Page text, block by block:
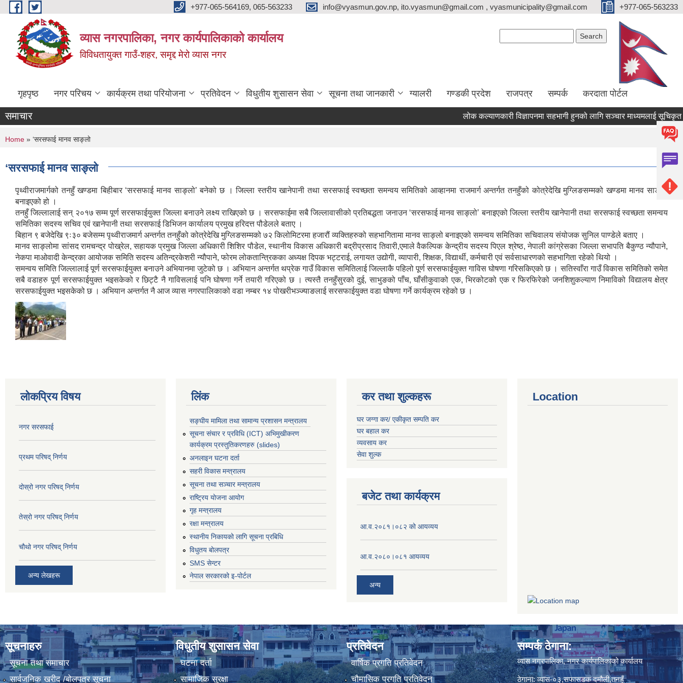
Skip to main content +977-065-564169, 065-563233 info@vyasmun.gov.np, ito.vyasmun@gmail.com , vyasmunicipality@gmail.com +977-065-563233
व्यास नगरपालिका, नगर कार्यपालिकाको कार्यालय
विविधतायुक्त गाउँ-शहर, समृद्द मेरो व्यास नगर
गृहपृष्ठ नगर परिचय कार्यक्रम तथा परियोजना प्रतिवेदन विधुतीय शुसासन सेवा सूचना तथा जानकारी ग्यालरी गण्डकी प्रदेश राजपत्र सम्पर्क करदाता पोर्टल
समाचार लोक कल्याणकारी विज्ञापनमा सहभागी हुनको लागि सञ्चार माध्यमलाई सूचिकृत
You are here
Home » ‘सरसफाई मानव साङ्लो
‘सरसफाई मानव साङ्लो
पृथ्वीराजमार्गको तनहुँ खण्डमा बिहीबार ‘सरसफाई मानव साङ्लो’ बनेको छ । जिल्ला स्तरीय खानेपानी तथा सरसफाई स्वच्छता समन्वय समितिको आव्हानमा राजमार्ग अन्तर्गत तनहुँको कोत्रेदेखि मुग्लिङसम्मको खण्डमा मानव साङ्लो
बनाइएको हो ।
तनहुँ जिल्लालाई सन् २०१७ सम्म पूर्ण सरसफाईयुक्त जिल्ला बनाउने लक्ष्य राखिएको छ । सरसफाईमा सबै जिल्लावासीको प्रतिबद्धता जनाउन ‘सरसफाई मानव साङ्लो’ बनाइएको जिल्ला स्तरीय खानेपानी तथा सरसफाई स्वच्छता समन्वय
समितिका सदस्य सचिव एवं खानेपानी तथा सरसफाई डिभिजन कार्यालय प्रमुख हरिदत्त पौडेलले बताए ।
बिहान ९ बजेदेखि ९ः३० बजेसम्म पृथ्वीराजमार्ग अन्तर्गत तनहुँको कोत्रेदेखि मुग्लिङसम्मको ७२ किलोमिटरमा हजारौं व्यक्तिहरुको सहभागितामा मानव साङ्लो बनाइएको समन्वय समितिका सचिवालय संयोजक सुनिल पाण्डेले बताए ।
मानव साङ्लोमा सांसद रामचन्द्र पोख्रेल, सहायक प्रमुख जिल्ला अधिकारी शिशिर पौडेल, स्थानीय विकास अधिकारी बद्रीप्रसाद तिवारी,एमाले वैकल्पिक केन्द्रीय सदस्य पिएल श्रेष्ठ, नेपाली कांग्रेसका जिल्ला सभापति बैकुण्ठ न्यौपाने,
नेकपा माओवादी केन्द्रका आयोजक समिति सदस्य अतिन्द्रकेशरी न्यौपाने, फोरम लोकतान्त्रिकका अध्यक्ष दिपक भट्टराई, लगायत उद्योगी, व्यापारी, शिक्षक, विद्यार्थी, कर्मचारी एवं सर्वसाधारणको सहभागिता रहेको थियो ।
समन्वय समिति जिल्लालाई पूर्ण सरसफाईयुक्त बनाउने अभियानमा जुटेको छ । अभियान अन्तर्गत थप्रेक गाउँ विकास समितिलाई जिल्लाकै पहिलो पूर्ण सरसफाईयुक्त गाविस घोषणा गरिसकिएको छ । सतिस्वाँरा गाउँ विकास समितिको समेत
सबै वडाहरु पूर्ण सरसफाईयुक्त भइसकेको र छिट्टै नै गाविसलाई पनि घोषणा गर्ने तयारी गरिएको छ । त्यस्तै तनहुँसुरको दुई, साभुङको पाँच, घाँसीकुवाको एक, भिरकोटको एक र फिरफिरेको जनशिशुकल्याण निमाविको विद्यालय क्षेत्र
सरसफाईयुक्त भइसकेको छ । अभियान अन्तर्गत नै आज व्यास नगरपालिकाको वडा नम्बर १४ पोखरीभञ्ज्याङलाई सरसफाईयुक्त वडा घोषणा गर्ने कार्यक्रम रहेको छ ।
लोकप्रिय विषय
नगर सरसफाई
प्रथम परिषद् निर्णय
दोस्रो नगर परिषद् निर्णय
तेस्रो नगर परिषद् निर्णय
चौथो नगर परिषद् निर्णय
अन्य लेखहरू
लिंक
सङ्घीय मामिला तथा सामान्य प्रशासन मन्त्रालय
सूचना संचार र प्रविधि (ICT) अभिमुखीकरण
कार्यक्रम प्रस्तुतिकरणहरु (slides)
अनलाइन घटना दर्ता
सहरी विकास मन्त्रालय
सूचना तथा सञ्चार मन्त्रालय
राष्ट्रिय योजना आयोग
गृह मन्त्रालय
रक्षा मन्त्रालय
स्थानीय निकायको लागि सूचना प्रबिधि
विधुतय बोलपत्र
SMS सेन्टर
नेपाल सरकारको इ-पोर्टल
कर तथा शुल्कहरू
घर जग्गा कर/ एकीकृत सम्पति कर
घर बहाल कर
व्यवसाय कर
सेवा शुल्क
बजेट तथा कार्यक्रम
आ.व.२०८१।०८२ को आयव्यय
आ.व.२०८०।०८१ आयव्यय
अन्य
Location
सूचनाहरु
सूचना तथा समाचार
सार्वजनिक खरीद /बोलपत्र सूचना
विधुतीय शुसासन सेवा
घटना दर्ता
सामाजिक सुरक्षा
प्रतिवेदन
वार्षिक प्रगति प्रतिवेदन
चौमासिक प्रगति प्रतिवेदन
सम्पर्क ठेगाना:
व्यास नगरपालिका, नगर कार्यपालिकाको कार्यालय
ठेगाना: व्यास-०३,सफासडक दमौली,तनहुँ